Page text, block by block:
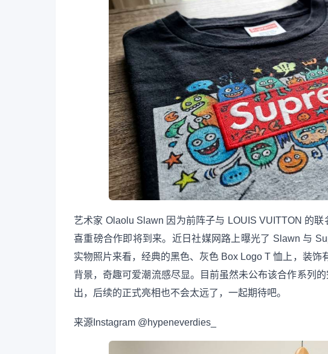
艺术家 Olaolu Slawn 因为前阵子与 LOUIS VUITTON 的
喜重磅合作即将到来。近日社媒网路上曝光了 Slawn 与
实物照片来看，经典的黑色、灰色 Box Logo T 恤上，装
背景，奇趣可爱潮流感尽显。目前虽然未公布该合作系列
出，后续的正式亮相也不会太远了，一起期待吧。
来源 Instagram @hypeneverdies_